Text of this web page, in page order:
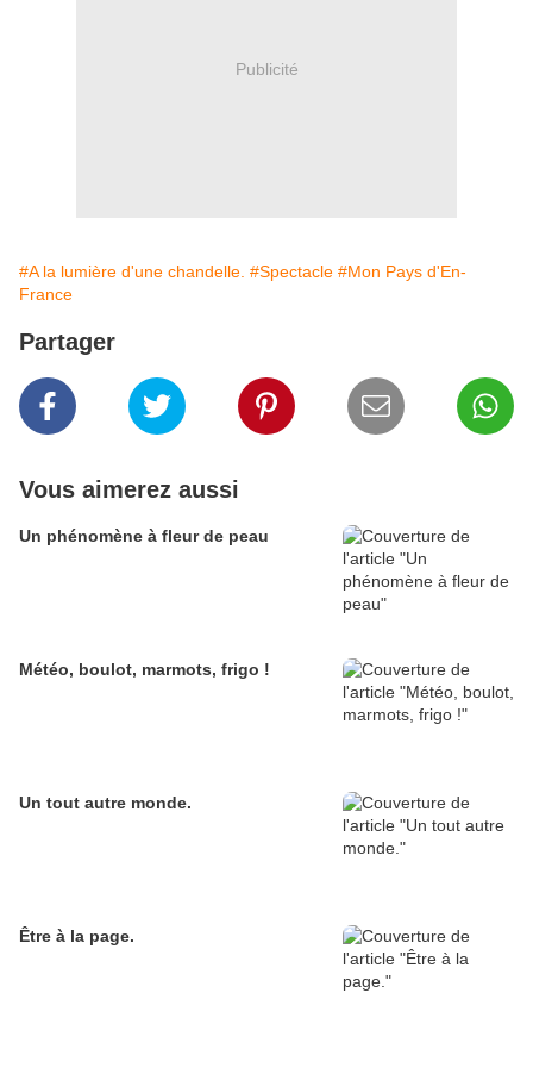
Publicité
#A la lumière d'une chandelle. #Spectacle #Mon Pays d'En-
France
Partager
Vous aimerez aussi
Un phénomène à fleur de peau
Météo, boulot, marmots, frigo !
Un tout autre monde.
Être à la page.